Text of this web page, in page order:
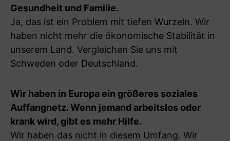
Gesundheit und Familie.
Ja, das ist ein Problem mit tiefen Wurzeln. Wir
haben nicht mehr die ökonomische Stabilität in
unserem Land. Vergleichen Sie uns mit
Schweden oder Deutschland.
Wir haben in Europa ein größeres soziales
Auffangnetz. Wenn jemand arbeitslos oder
krank wird, gibt es mehr Hilfe.
Wir haben das nicht in diesem Umfang. Wir